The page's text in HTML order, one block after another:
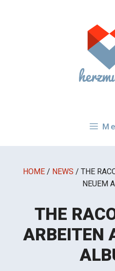
HOME / NEWS / THE
NEUEM
THE
ARBEITEN